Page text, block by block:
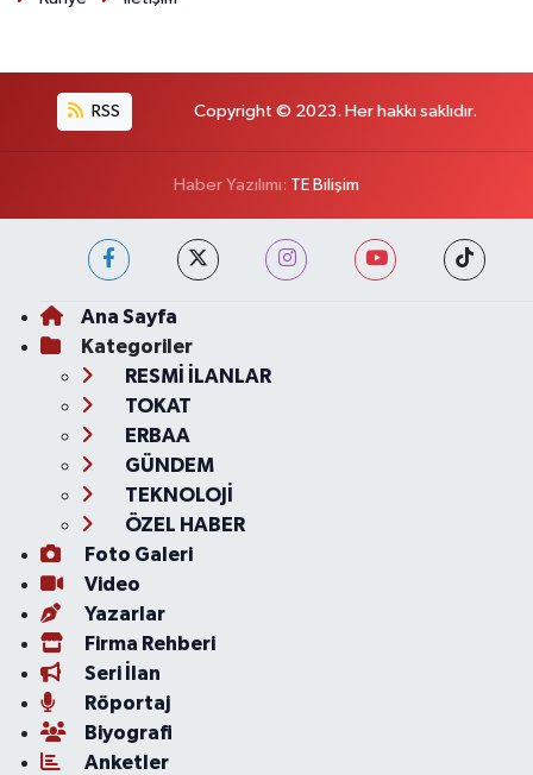
RSS Copyright © 2023. Her hakkı saklıdır.
Haber Yazılımı: TE Bilişim
Ana Sayfa
Kategoriler
RESMİ İLANLAR
TOKAT
ERBAA
GÜNDEM
TEKNOLOJİ
ÖZEL HABER
Foto Galeri
Video
Yazarlar
Firma Rehberi
Seri İlan
Röportaj
Biyografi
Anketler